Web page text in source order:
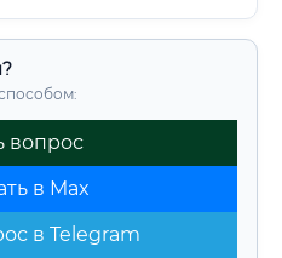
вопрос
в Max
в Telegram